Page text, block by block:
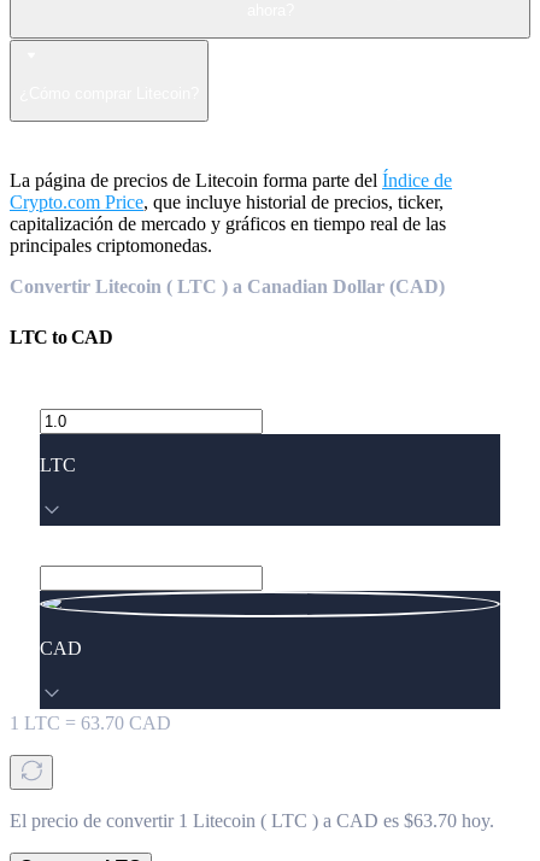
La página de precios de Litecoin forma parte del Índice de
Crypto.com Price, que incluye historial de precios, ticker,
capitalización de mercado y gráficos en tiempo real de las
principales criptomonedas.
Convertir Litecoin ( LTC ) a Canadian Dollar (CAD)
LTC toCAD
LTC
CAD
1 LTC = 63.70 CAD
El precio de convertir 1 Litecoin ( LTC ) a CAD es $63.70 hoy.